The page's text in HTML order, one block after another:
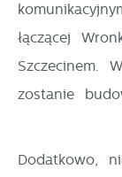
łączącej
Szczecinem.
zostanie
Dodatkowo,
większy
strony poprzez
indywidualnych
Analityczne
Cookies